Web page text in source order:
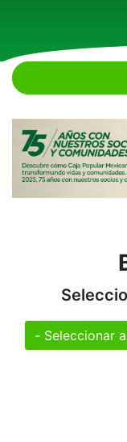
- Seleccionar